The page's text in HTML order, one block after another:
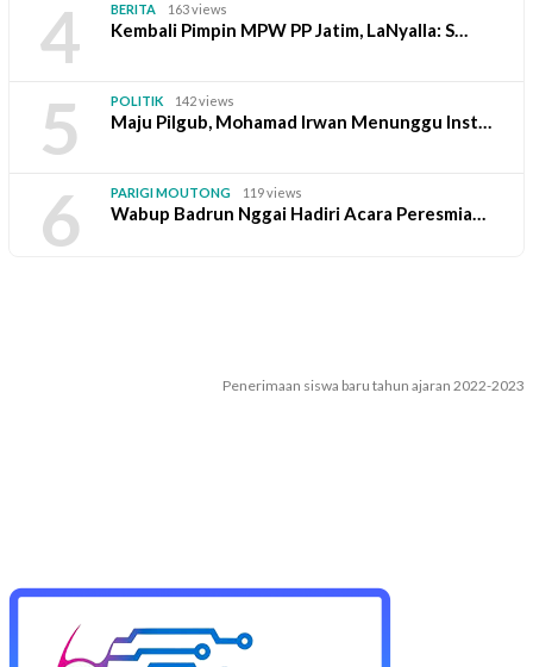
4 BERITA 163 views
Kembali Pimpin MPW PP Jatim, LaNyalla: S…
5 POLITIK 142 views
Maju Pilgub, Mohamad Irwan Menunggu Inst…
6 PARIGI MOUTONG 119 views
Wabup Badrun Nggai Hadiri Acara Peresmia…
Penerimaan siswa baru tahun ajaran 2022-2023